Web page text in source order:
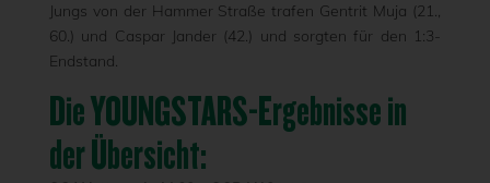
Jungs von der Hammer Straße trafen Gentrit Muja (21.,
60.) und Caspar Jander (42.) und sorgten für den 1:3-
Endstand.
Die YOUNGSTARS-Ergebnisse in
der Übersicht: